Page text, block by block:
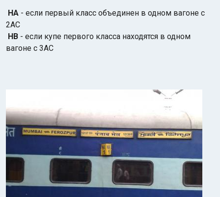
HA - если первый класс объединен в одном вагоне с
2AC
HB - если купе первого класса находятся в одном
вагоне с 3AC